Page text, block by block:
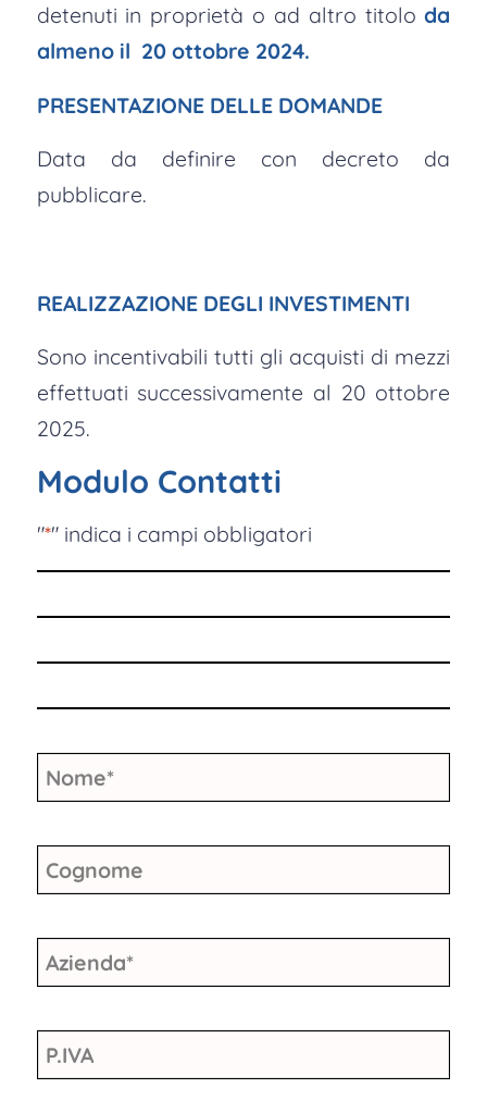
detenuti in proprietà o ad altro titoloda
almeno il 20 ottobre 2024.
PRESENTAZIONE DELLE DOMANDE
Data da definire con decreto da
pubblicare.
REALIZZAZIONE DEGLI INVESTIMENTI
Sono incentivabili tutti gli acquisti di mezzi
effettuati successivamente al 20 ottobre
2025.
Modulo Contatti
"*" indica i campi obbligatori
Nome *
Cognome
Azienda*
P.IVA